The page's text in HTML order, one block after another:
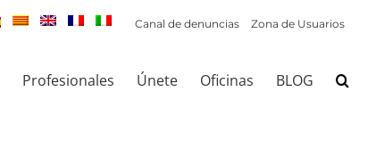
Canal de denuncias Zona de Usuarios
Profesionales Únete Oficinas BLOG